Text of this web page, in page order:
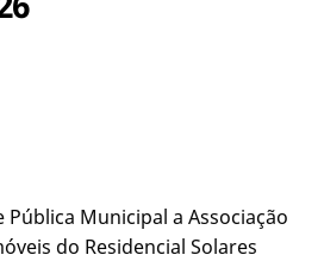
Municipal a Associação
do Residencial Solares